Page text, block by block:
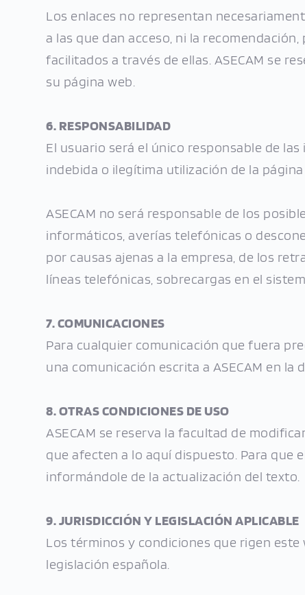
Los enlaces no representan
a las que dan acceso, ni la
facilitados a través de ellas. ASECAM se
su página web.
6. RESPONSABILIDAD
El usuario será el único responsable de
indebida o ilegítima utilización de la
ASECAM no será responsable de los
informáticos, averías telefónicas o
por causas ajenas a la empresa, de los
líneas telefónicas, sobrecargas en el
7. COMUNICACIONES
Para cualquier comunicación que fuera
una comunicación escrita a ASECAM en
8. OTRAS CONDICIONES DE USO
ASECAM se reserva la facultad de
que afecten a lo aquí dispuesto. Para que
informándole de la actualización del texto.
9. JURISDICCIÓN Y LEGISLACIÓN APLICABLE
Los términos y condiciones que rigen
legislación española.